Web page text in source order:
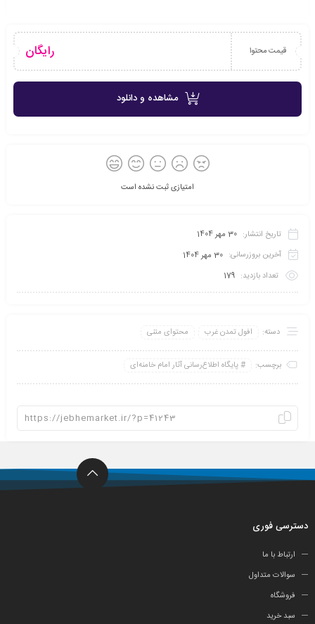
قیمت محتوا رایگان
مشاهده و دانلود
امتیازی ثبت نشده است
تاریخ انتشار: 30 مهر 1404
آخرین بروزرسانی: 30 مهر 1404
تعداد بازدید: 179
دسته: افول تمدن غرب محتوای متنی
برچسب: پايگاه اطلاع‌رسانی آثار امام خامنه‌ای
دسترسی فوری
ارتباط با ما
سوالات متداول
فروشگاه
سبد خرید